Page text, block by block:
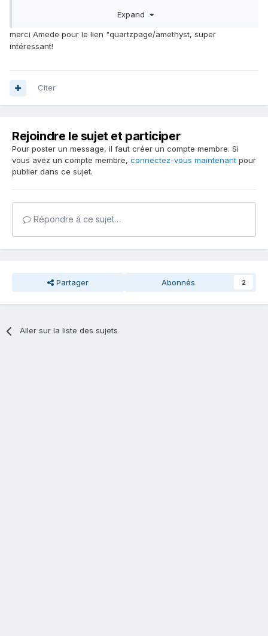
scie, on retrouve de la couleur dans les zones internes, non
Varenne fournissent des améthystes qui finissent par
prendre un teinte vert grisâtre sous l'effet du soleil.
"Do not expose an amethyst to direct sunlight for a long
sunlight behind the window in your living room might do
some damage, although the ultraviolet components are
mostly filtered out by the window glass."
Wikipédia
Expand
merci Amede pour le lien "quartzpage/amethyst, super
intéressant!
Citer
Rejoindre le sujet et participer
Pour poster un message, il faut créer un compte membre. Si
vous avez un compte membre, connectez-vous maintenant pour
publier dans ce sujet.
Répondre à ce sujet…
Partager Abonnés 2
Aller sur la liste des sujets